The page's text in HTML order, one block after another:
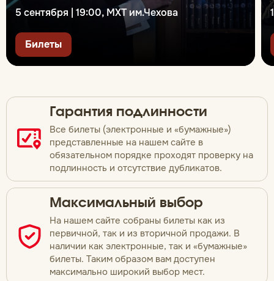
5 сентября | 19:00, МХТ им.Чехова
Билеты
Гарантия подлинности
Все билеты (электронные и «бумажные»)
представленные на нашем сайте в
обязательном порядке проходят проверку на
подлинность и отсутствие дубликатов.
Максимальный выбор
На нашем сайте собраны билеты как из
первичной, так и из вторичной продажи. В
наличии как электронные, так и «бумажные»
билеты. Таким образом вам доступен
максимально широкий выбор мест.